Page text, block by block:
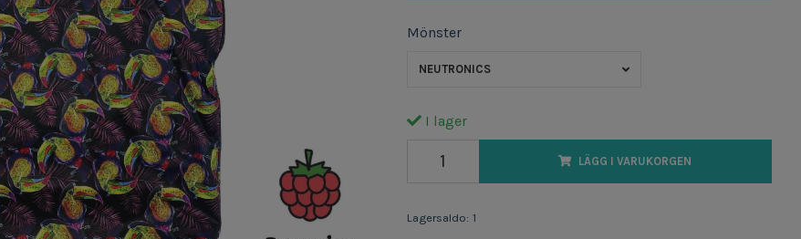
Mönster
NEUTRONICS
I lager
LÄGG I VARUKORGEN
Lagersaldo: 1